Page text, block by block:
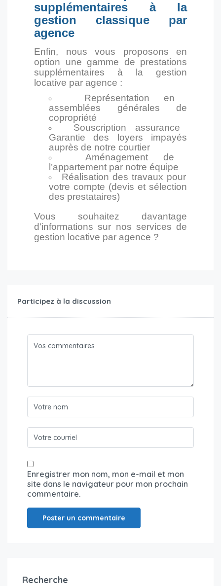
supplémentaires à la
gestion classique par
agence
Enfin, nous vous proposons en
option une gamme de prestations
supplémentaires à la gestion
locative par agence :
Représentation en
assemblées générales de
copropriété
Souscription assurance
Garantie des loyers impayés
auprès de notre courtier
Aménagement de
l’appartement par notre équipe
Réalisation des travaux pour
votre compte (devis et sélection
des prestataires)
Vous souhaitez davantage
d’informations sur nos services de
gestion locative par agence ?
Participez à la discussion
Enregistrer mon nom, mon e-mail et mon
site dans le navigateur pour mon prochain
commentaire.
Recherche